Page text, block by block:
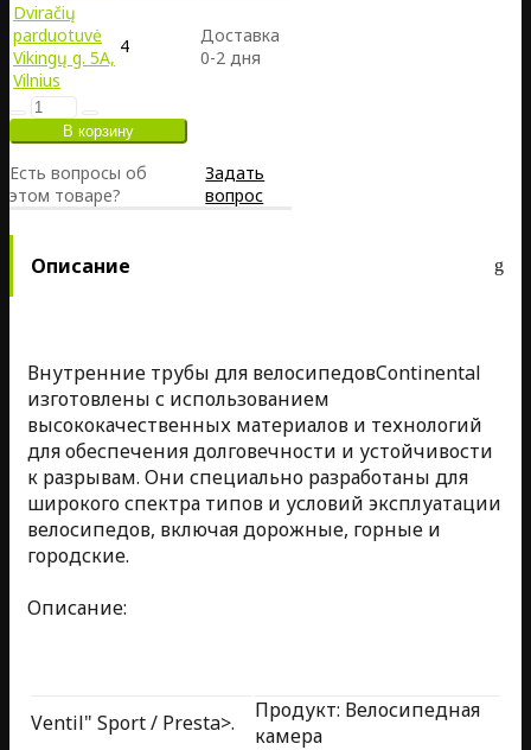
Dviračių
parduotuvė
Vikingų g. 5A,
Vilnius
4
Доставка
0-2 дня
Есть вопросы об
этом товаре?
Задать
вопрос
Описание
Внутренние трубы для велосипедовContinental
изготовлены с использованием
высококачественных материалов и технологий
для обеспечения долговечности и устойчивости
к разрывам. Они специально разработаны для
широкого спектра типов и условий эксплуатации
велосипедов, включая дорожные, горные и
городские.
Описание:
Ventil" Sport / Presta>.
Продукт: Велосипедная
камера